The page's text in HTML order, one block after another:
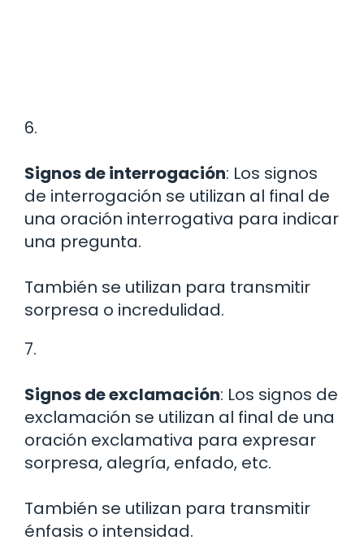
6.
Signos de interrogación: Los signos
de interrogación se utilizan al final de
una oración interrogativa para indicar
una pregunta.
También se utilizan para transmitir
sorpresa o incredulidad.
7.
Signos de exclamación: Los signos de
exclamación se utilizan al final de una
oración exclamativa para expresar
sorpresa, alegría, enfado, etc.
También se utilizan para transmitir
énfasis o intensidad.